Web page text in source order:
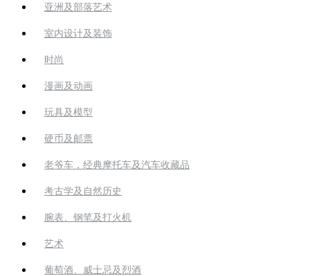
亚洲及部落艺术
室内设计及装饰
时尚
漫画及动画
玩具及模型
硬币及邮票
老爷车，经典摩托车及汽车收藏品
考古学及自然历史
腕表、钢笔及打火机
艺术
葡萄酒、威士忌及烈酒